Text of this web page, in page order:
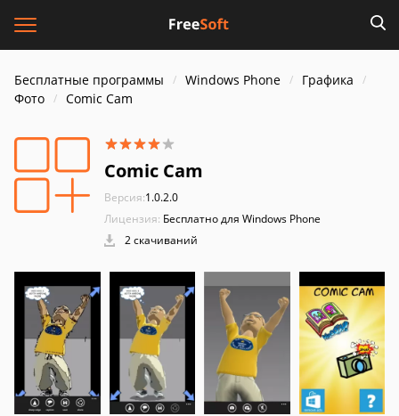
Бесплатные программы Windows Phone
Графика
Фото
Comic Cam
Comic Cam
Версия:1.0.2.0
Лицензия: Бесплатно для Windows Phone
2 скачиваний